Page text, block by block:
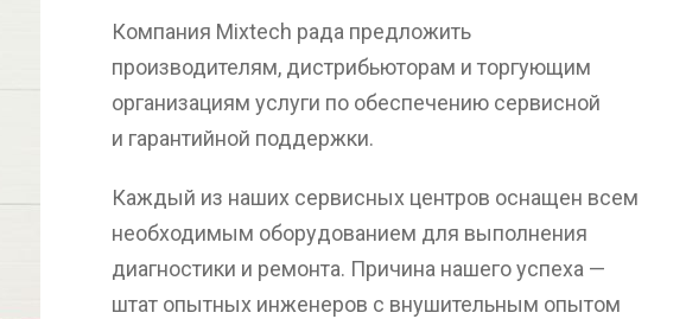
Компания Mixtech рада предложить
производителям, дистрибьюторам и торгующим
организациям услуги по обеспечению сервисной
и гарантийной поддержки.
Каждый из наших сервисных центров оснащен всем
необходимым оборудованием для выполнения
диагностики и ремонта. Причина нашего успеха —
штат опытных инженеров с внушительным опытом